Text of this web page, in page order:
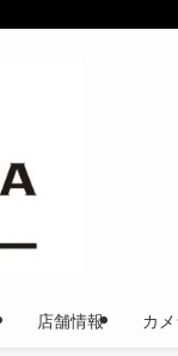
店舗情報 カ